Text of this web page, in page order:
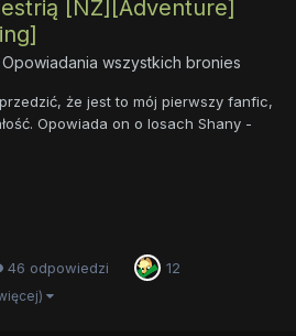
[NZ][Adventure]
Opowiadania wszystkich bronies
że jest to mój pierwszy fanfic,
Opowiada on o losach Shany -
na świat - zostaje przejęte przez
władczyni wy...
46 odpowiedzi 12